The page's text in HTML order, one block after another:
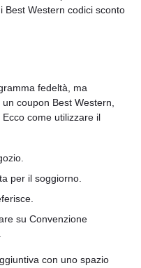
Best Western codici sconto
fedeltà, ma
coupon Best Western,
come utilizzare il
per il soggiorno.
su Convenzione
con uno spazio